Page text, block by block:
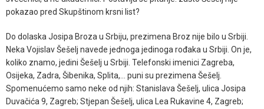
pokazao pred Skupštinom krsni list?
Do dolaska Josipa Broza u Srbiju, prezimena Broz nije bilo u Srbiji.
Neka Vojislav Šešelj navede jednoga jedinoga rođaka u Srbiji. On je,
koliko znamo, jedini Šešelj u Srbiji. Telefonski imenici Zagreba,
Osijeka, Zadra, Šibenika, Splita,… puni su prezimena Šešelj.
Spomenućemo samo neke od njih: Stanislava Šešelj, ulica Josipa
Duvačića 9, Zagreb; Stjepan Šešelj, ulica Lea Rukavine 4, Zagreb;